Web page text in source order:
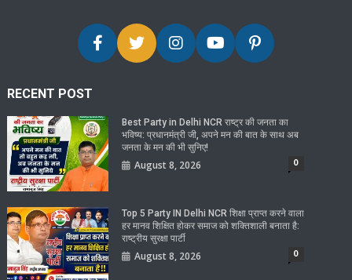
RECENT POST
Best Party in Delhi NCR राष्ट्र की जनता का
भविष्य: प्रधानमंत्री जी, अपने मन की बात के साथ अब
जनता के मन की भी सुनिए!
August 8, 2026 0
Top 5 Party IN Delhi NCR शिक्षा प्राप्त करने वाला
हर मानव शिक्षित होकर समाज को शक्तिशाली बनाता है:
राष्ट्रीय सुरक्षा पार्टी
August 8, 2026 0